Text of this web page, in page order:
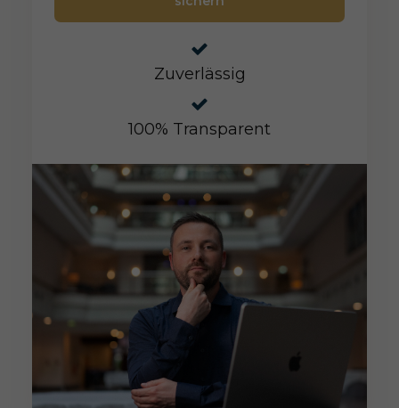
Zuverlässig
100% Transparent